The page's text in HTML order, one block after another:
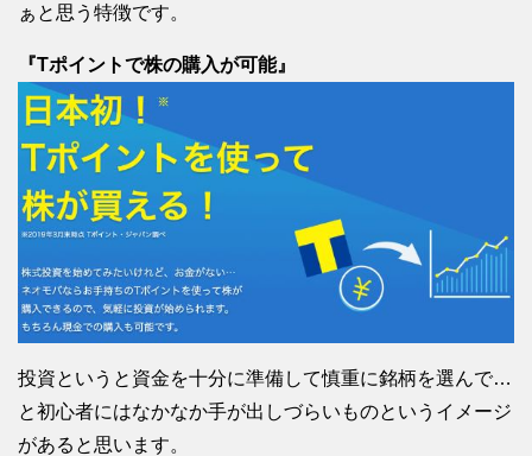
ぁと思う特徴です。
『Tポイントで株の購入が可能』
投資というと資金を十分に準備して慎重に銘柄を選んで…
と初心者にはなかなか手が出しづらいものというイメージ
があると思います。